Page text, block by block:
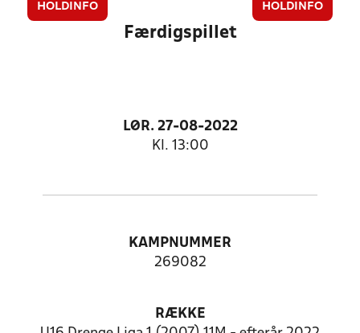
HOLDINFO HOLDINFO
Færdigspillet
LØR. 27-08-2022
Kl. 13:00
KAMPNUMMER
269082
RÆKKE